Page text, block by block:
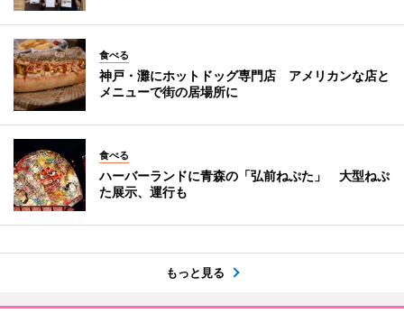
食べる
神戸・灘にホットドッグ専門店 アメリカンな店と
メニューで街の居場所に
食べる
ハーバーランドに青森の「弘前ねぷた」 大型ねぷ
た展示、運行も
もっと見る